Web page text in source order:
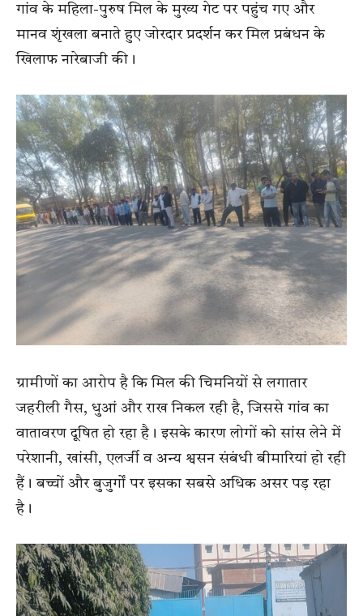
गांव के महिला-पुरुष मिल के मुख्य गेट पर पहुंच गए और
मानव शृंखला बनाते हुए जोरदार प्रदर्शन कर मिल प्रबंधन के
खिलाफ नारेबाजी की।
ग्रामीणों का आरोप है कि मिल की चिमनियों से लगातार
जहरीली गैस, धुआं और राख निकल रही है, जिससे गांव का
वातावरण दूषित हो रहा है। इसके कारण लोगों को सांस लेने में
परेशानी, खांसी, एलर्जी व अन्य श्वसन संबंधी बीमारियां हो रही
हैं। बच्चों और बुजुर्गों पर इसका सबसे अधिक असर पड़ रहा
है।